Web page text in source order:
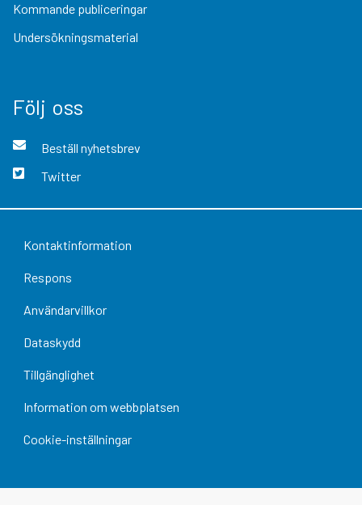
Kommande publiceringar
Undersökningsmaterial
Följ oss
Beställ nyhetsbrev
Twitter
Kontaktinformation
Respons
Användarvillkor
Dataskydd
Tillgänglighet
Information om webbplatsen
Cookie-inställningar